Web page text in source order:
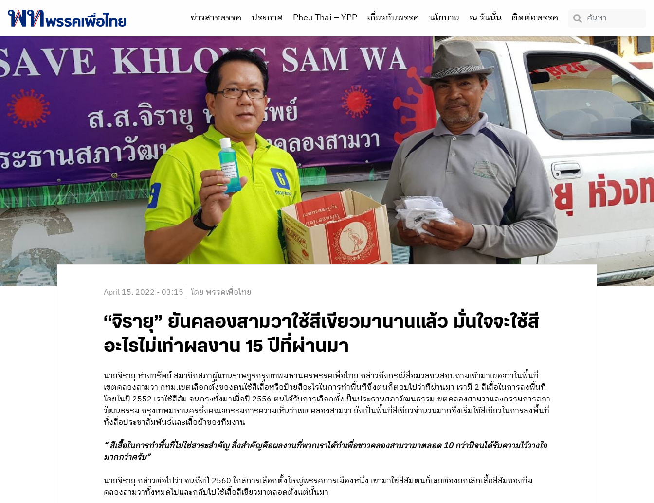
ข่าวสารพรรค ประกาศ Pheu Thai – YPP เกี่ยวกับพรรค นโยบาย ณ วันนั้น ติดต่อพรรค
April 15, 2022 - 03:15 โดย พรรคเพื่อไทย
“จิรายุ” ยันคลองสามวาใช้สีเขียวมานานแล้ว มั่นใจจะใช้สี
อะไรไม่เท่าผลงาน 15 ปีที่ผ่านมา
นายจิรายุ ห่วงทรัพย์ สมาชิกสภาผู้แทนราษฎรกรุงเทพมหานครพรรคเพื่อไทย กล่าวถึงกรณีสื่อมวลชนสอบถามเข้ามาเยอะว่าในพื้นที่
เขตคลองสามวา กทม.เขตเลือกตั้งของตนใช้สีเสื้อหรือป้ายสีอะไรในการทำพื้นที่ซึ่งตนก็ตอบไปว่าที่ผ่านมา เรามี 2 สีเสื้อในการลงพื้นที่
โดยในปี 2552 เราใช้สีส้ม จนกระทั่งมาเมื่อปี 2556 ตนได้รับการเลือกตั้งเป็นประธานสภาวัฒนธรรมเขตคลองสามวาและกรรมการสภา
วัฒนธรรม กรุงเทพมหานครซึ่งคณะกรรมการความเห็นว่าเขตคลองสามวา ยังเป็นพื้นที่สีเขียวจำนวนมากจึงเริ่มใช้สีเขียวในการลงพื้นที่
ทั้งสื่อประชาสัมพันธ์และเสื้อผ้าของทีมงาน
“ สีเสื้อในการทำพื้นที่ไม่ใช่สาระสำคัญ สิ่งสำคัญคือผลงานที่พวกเราได้ทำเพื่อชาวคลองสามวามาตลอด 10 กว่าปีจนได้รับความไว้วางใจ
มากกว่าครับ”
นายจิรายุ กล่าวต่อไปว่า จนถึงปี 2560 ใกล้การเลือกตั้งใหญ่พรรคการเมืองหนึ่ง เขามาใช้สีส้มตนก็เลยต้องยกเลิกเสื้อสีส้มของทีม
คลองสามวาทั้งหมดไปและกลับไปใช้เสื้อสีเขียวมาตลอดตั้งแต่นั้นมา